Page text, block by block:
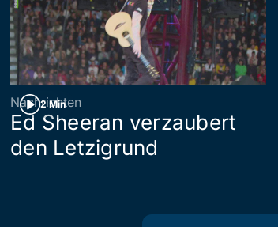
2 Min
Nachrichten
Ed Sheeran verzaubert
den Letzigrund